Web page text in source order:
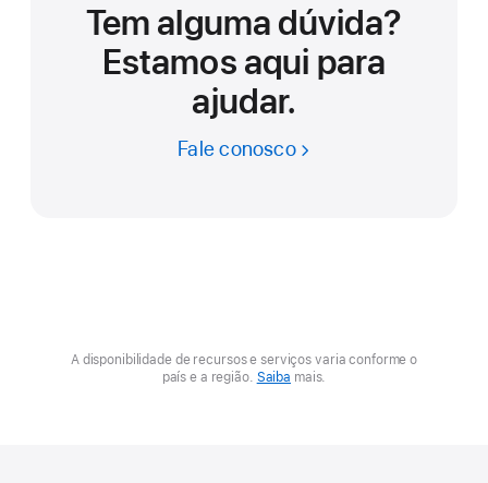
Tem alguma dúvida?
Estamos aqui para
ajudar.
Fale conosco
A disponibilidade de recursos e serviços varia conforme o
país e a região. Saiba mais.